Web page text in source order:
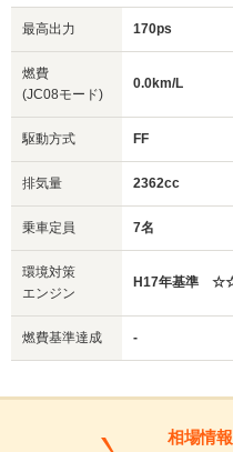
最高出力 170ps
燃費
(JC08モード)
0.0km/L
駆動方式 FF
排気量 2362cc
乗車定員 7名
環境対策
エンジン
H17年基準
燃費基準達成 -
相場情